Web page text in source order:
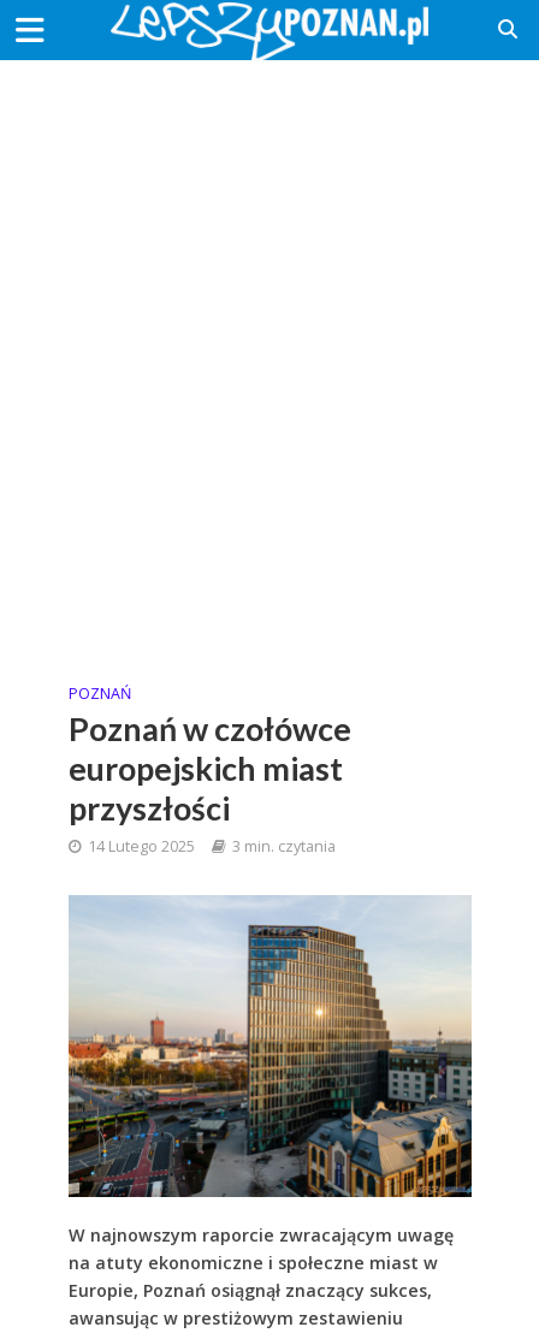
POZNAŃ
Poznań w czołówce
europejskich miast
przyszłości
14 Lutego 2025 3 min. czytania
W najnowszym raporcie zwracającym uwagę
na atuty ekonomiczne i społeczne miast w
Europie, Poznań osiągnął znaczący sukces,
awansując w prestiżowym zestawieniu